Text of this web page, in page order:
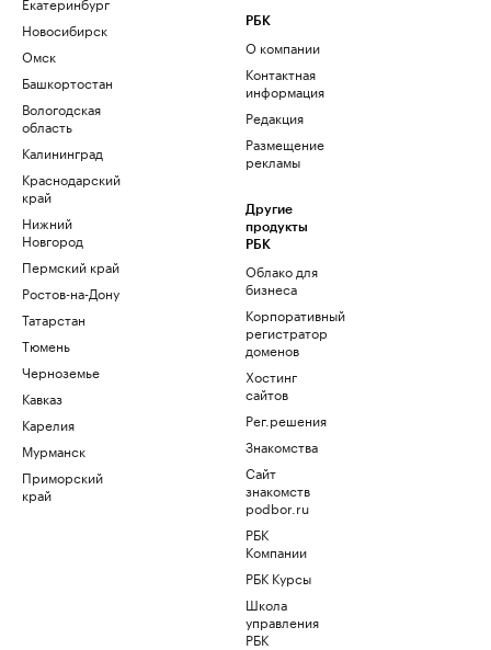
Новосибирск
Омск
Башкортостан
Вологодская
область
Калининград
Краснодарский
край
Нижний
Новгород
Пермский край
Ростов-на-Дону
Татарстан
Тюмень
Черноземье
Кавказ
Карелия
Мурманск
Приморский
край
РБК
О компании
Контактная
информация
Редакция
Размещение
рекламы
Другие
продукты
РБК
Облако для
бизнеса
Корпоративный
регистратор
доменов
Хостинг
сайтов
Рег.решения
Знакомства
Сайт
знакомств
podbor.ru
РБК
Компании
РБК Курсы
Школа
управления
РБК